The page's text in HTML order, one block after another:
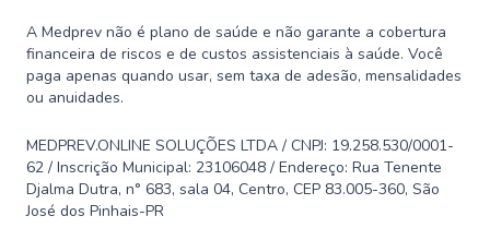
A Medprev não é plano de saúde e não garante a cobertura
financeira de riscos e de custos assistenciais à saúde. Você
paga apenas quando usar, sem taxa de adesão, mensalidades
ou anuidades.
MEDPREV.ONLINE SOLUÇÕES LTDA / CNPJ: 19.258.530/0001-
62 / Inscrição Municipal: 23106048 / Endereço: Rua Tenente
Djalma Dutra, n° 683, sala 04, Centro, CEP 83.005-360, São
José dos Pinhais-PR